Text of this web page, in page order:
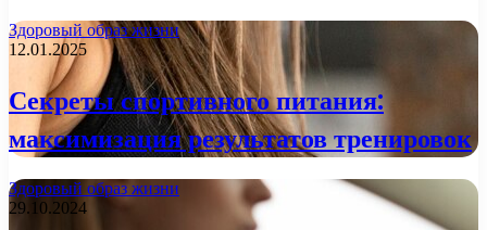
Здоровый образ жизни
12.01.2025
Секреты спортивного питания:
максимизация результатов тренировок
Здоровый образ жизни
29.10.2024